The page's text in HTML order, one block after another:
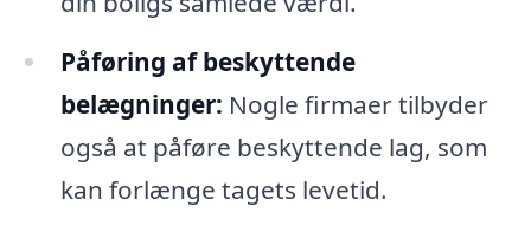
Påføring af beskyttende
belægninger: Nogle firmaer tilbyder
også at påføre beskyttende lag, som
kan forlænge tagets levetid.